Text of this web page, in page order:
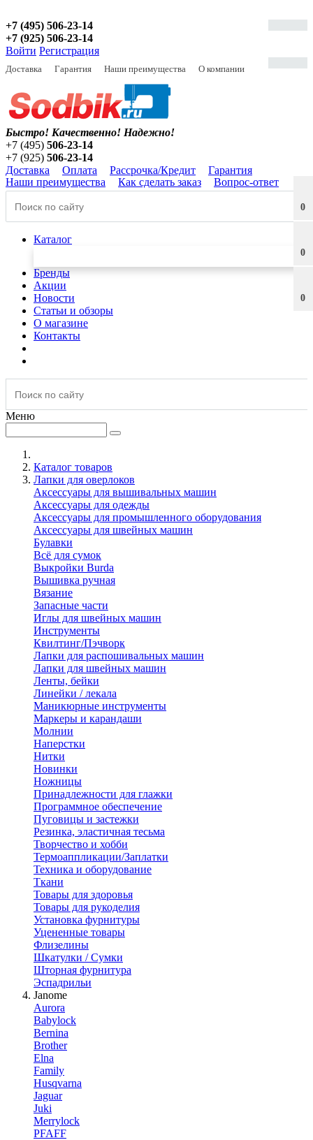
+7 (495) 506-23-14
+7 (925) 506-23-14
Войти Регистрация
Доставка Гарантия Наши преимущества О компании
0
0
0
Быстро! Качественно! Надежно!
+7 (495) 506-23-14
+7 (925) 506-23-14
Доставка
Оплата Рассрочка/Кредит
Гарантия
Наши преимущества
Как сделать заказ Вопрос-ответ
Каталог
Бренды
Акции
Новости
Статьи и обзоры
О магазине
Контакты
Меню
Каталог товаров
Лапки для оверлоков
Аксессуары для вышивальных машин
Аксессуары для одежды
Аксессуары для промышленного оборудования
Аксессуары для швейных машин
Булавки
Всё для сумок
Выкройки Burda
Вышивка ручная
Вязание
Запасные части
Иглы для швейных машин
Инструменты
Квилтинг/Пэчворк
Лапки для распошивальных машин
Лапки для швейных машин
Ленты, бейки
Линейки / лекала
Маникюрные инструменты
Маркеры и карандаши
Молнии
Наперстки
Нитки
Новинки
Ножницы
Принадлежности для глажки
Программное обеспечение
Пуговицы и застежки
Резинка, эластичная тесьма
Творчество и хобби
Термоаппликации/Заплатки
Техника и оборудование
Ткани
Товары для здоровья
Товары для рукоделия
Установка фурнитуры
Уцененные товары
Флизелины
Шкатулки / Сумки
Шторная фурнитура
Эспадрильи
Janome
Aurora
Babylock
Bernina
Brother
Elna
Family
Husqvarna
Jaguar
Juki
Merrylock
PFAFF